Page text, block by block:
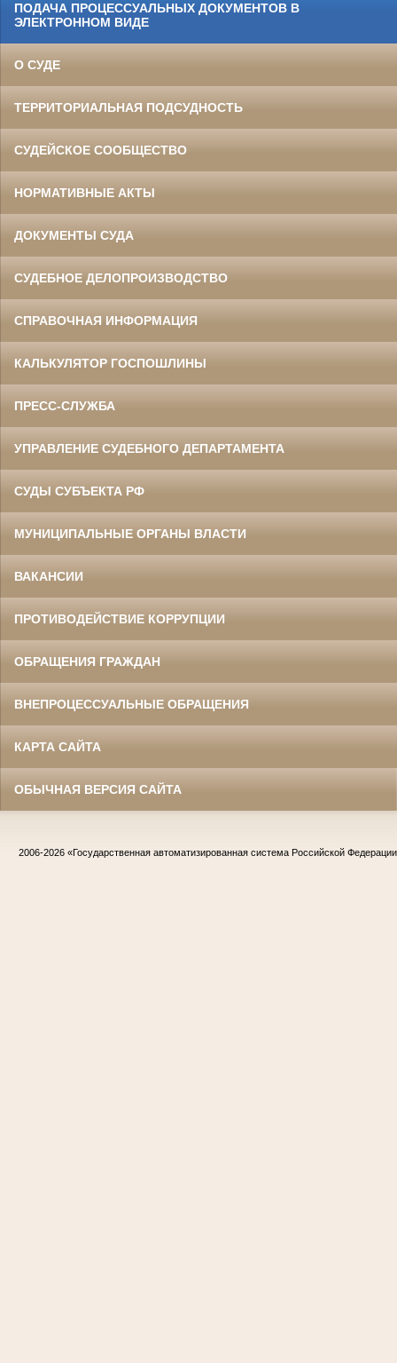
ПОДАЧА ПРОЦЕССУАЛЬНЫХ ДОКУМЕНТОВ В
ЭЛЕКТРОННОМ ВИДЕ
О СУДЕ
ТЕРРИТОРИАЛЬНАЯ ПОДСУДНОСТЬ
СУДЕЙСКОЕ СООБЩЕСТВО
НОРМАТИВНЫЕ АКТЫ
ДОКУМЕНТЫ СУДА
СУДЕБНОЕ ДЕЛОПРОИЗВОДСТВО
СПРАВОЧНАЯ ИНФОРМАЦИЯ
КАЛЬКУЛЯТОР ГОСПОШЛИНЫ
ПРЕСС-СЛУЖБА
УПРАВЛЕНИЕ СУДЕБНОГО ДЕПАРТАМЕНТА
СУДЫ СУБЪЕКТА РФ
МУНИЦИПАЛЬНЫЕ ОРГАНЫ ВЛАСТИ
ВАКАНСИИ
ПРОТИВОДЕЙСТВИЕ КОРРУПЦИИ
ОБРАЩЕНИЯ ГРАЖДАН
ВНЕПРОЦЕССУАЛЬНЫЕ ОБРАЩЕНИЯ
КАРТА САЙТА
ОБЫЧНАЯ ВЕРСИЯ САЙТА
2006-2026 «Государственная автоматизированная система Российской